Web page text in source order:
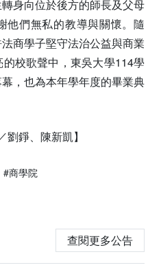
身向位於後方的師長及父母
他們無私的教導與關懷。隨
商學子堅守法治公益與商業
校歌聲中，東吳大學114學
，也為本年學年度的畢業典
劉錚、陳新凱】
#商學院
查閱更多公告